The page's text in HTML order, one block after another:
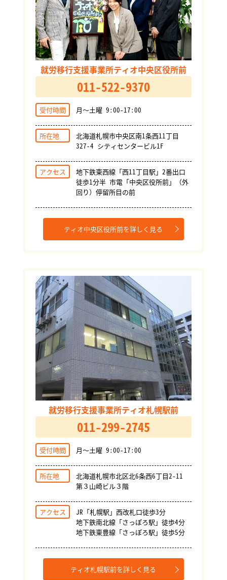
就労移行支援事業所ティオ中央区役所前
011-522-9370
受付時間 月～土曜 9:00-17:00
所在地
北海道札幌市中央区南1条西11丁目
327-4 シティセンタービル1F
アクセス
地下鉄東西線「西11丁目駅」2番出口
徒歩1分半 市電「中央区役所前」（外
回り）停留所目の前
ティオ中央区役所前を詳しく見る
就労移行支援事業所ティオ札幌駅前
011-299-2745
受付時間 月～土曜 9:00-17:00
所在地
北海道札幌市北区北6条西6丁目2-11
第３山崎ビル３階
アクセス
JR「札幌駅」西改札口徒歩3分
地下鉄南北線「さっぽろ駅」徒歩4分
地下鉄東豊線「さっぽろ駅」徒歩5分
ティオ札幌駅前を詳しく見る